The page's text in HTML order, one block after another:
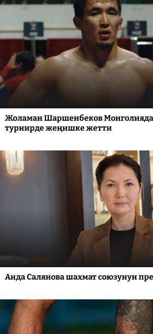
Жоламан Шаршенбеков
турнирде жеңишке жетти
Аида Салянова шахмат союзунун